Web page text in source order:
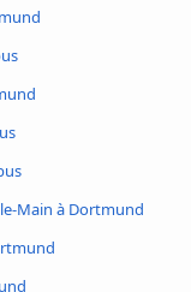
Main à Dortmund